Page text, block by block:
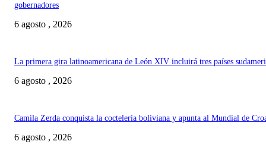
gobernadores
6 agosto , 2026
La primera gira latinoamericana de León XIV incluirá tres países
6 agosto , 2026
Camila Zerda conquista la coctelería boliviana y apunta al Mundial de
6 agosto , 2026